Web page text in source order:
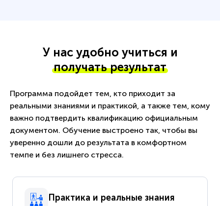
У нас удобно учиться и
получать результат
Программа подойдет тем, кто приходит за
реальными знаниями и практикой, а также тем, кому
важно подтвердить квалификацию официальным
документом. Обучение выстроено так, чтобы вы
уверенно дошли до результата в комфортном
темпе и без лишнего стресса.
Практика и реальные знания